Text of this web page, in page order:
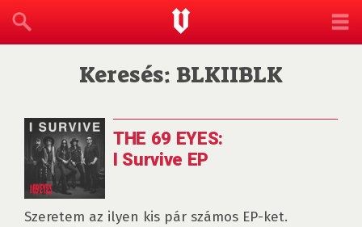
Keresés: BLKIIBLK
THE 69 EYES:
I Survive EP
Szeretem az ilyen kis pár számos EP-ket.